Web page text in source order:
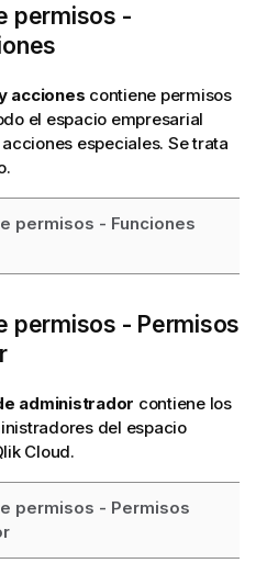
permisos -
acciones contiene permisos
el espacio empresarial
especiales. Se trata
permisos - Funciones
permisos - Permisos
administrador contiene los
del espacio
Cloud.
permisos - Permisos